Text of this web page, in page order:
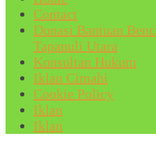
Contact
Donasi Bantuan
Tapanuli Utara
Konsultan Hukum
Iklan Cimahi
Cookie Policy
Iklan
Iklan